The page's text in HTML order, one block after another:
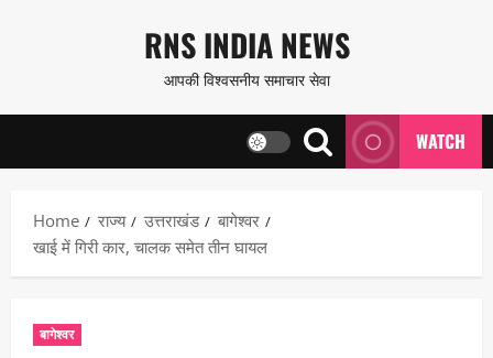
content
RNS INDIA NEWS
आपकी विश्वसनीय समाचार सेवा
WATCH
Home राज्य उत्तराखंड
बागेश्वर
खाई में गिरी कार, चालक समेत तीन घायल
बागेश्वर